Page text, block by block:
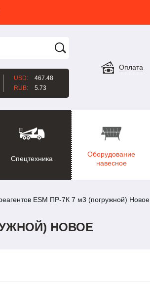
USD:
467.48
RUB:
5.73
Оплата
Спецтехника
Оборудование
навесное
ESM ПР-7К 7 м3 (погружной) Новое
НОВОЕ